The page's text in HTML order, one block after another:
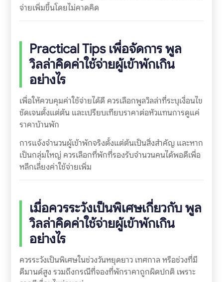
จ่ายเพิ่มขึ้นโดยไม่คาดคิด
Practical Tips เพื่อจัดการพูล
วิลล่าคิดค่าใช้จ่ายผู้เข้าพักเกิน
อย่างไร
เพื่อให้ควบคุมค่าใช้จ่ายได้ดี ควรเลือกพูลวิลล่าที่ระบุเงื่อนไข
ชัดเจนตั้งแต่ต้น และเปรียบเทียบราคาต่อหัวแทนการดูแค่
ราคาบ้านพัก
การแจ้งจำนวนผู้เข้าพักจริงตั้งแต่ต้นเป็นสิ่งสำคัญ และหาก
เป็นกลุ่มใหญ่ ควรเลือกที่พักที่รองรับจำนวนคนได้พอดีเพื่อ
หลีกเลี่ยงค่าใช้จ่ายเพิ่ม
เมื่อควรระวังเป็นพิเศษเกี่ยวกับพูล
วิลล่าคิดค่าใช้จ่ายผู้เข้าพักเกิน
อย่างไร
ควรระวังเป็นพิเศษในช่วงวันหยุดยาว เทศกาล หรือช่วงที่มี
ดีมานด์สูง รวมถึงกรณีที่จองที่พักราคาถูกผิดปกติ เพราะ